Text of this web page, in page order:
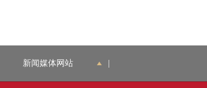
新闻媒体网站